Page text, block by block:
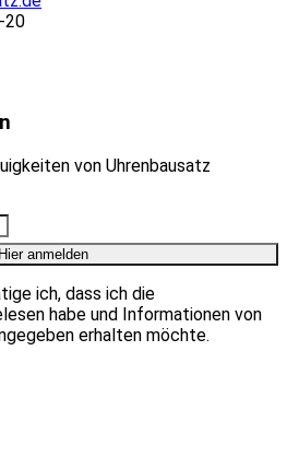
20
von Uhrenbausatz
ich, dass ich die
habe und Informationen von
erhalten möchte.